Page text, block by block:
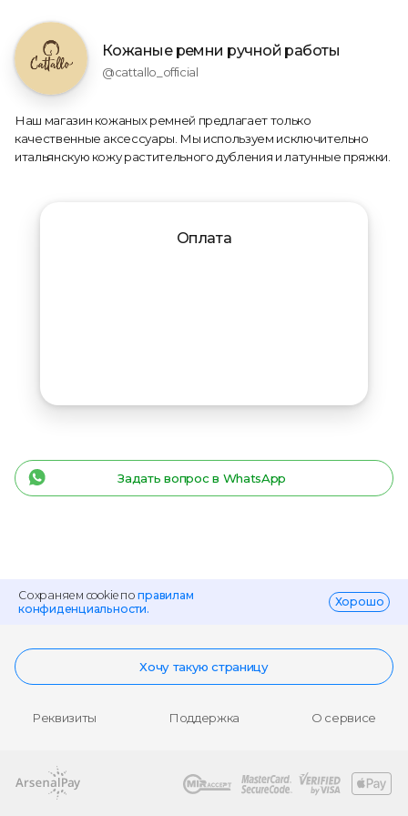
Кожаные ремни ручной работы
@cattallo_official
Наш магазин кожаных ремней предлагает только
качественные аксессуары. Мы используем исключительно
итальянскую кожу растительного дубления и латунные пряжки.
Оплата
Задать вопрос в WhatsApp
Сохраняем cookie поправилам
конфиденциальности.
Хорошо
Хочу такую страницу
Реквизиты Поддержка О сервисе